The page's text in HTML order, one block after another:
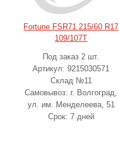
Fortune FSR71 215/60 R17
109/107T
Под заказ 2 шт.
Артикул: 9215030571
Склад №11
Самовывоз: г. Волгоград,
ул. им. Менделеева, 51
Срок: 7 дней